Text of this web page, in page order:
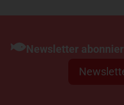
Newsletter